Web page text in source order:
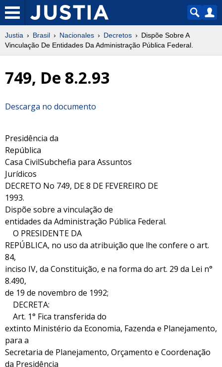
Justia Brasil Nacionales Decretos
Dispõe Sobre A
Vinculação De Entidades Da Administração Pública Federal.
749, De 8.2.93
Descarga no documento
Presidência da
República
Casa CivilSubchefia para Assuntos
Jurídicos
DECRETO No 749, DE 8 DE FEVEREIRO DE
1993.
Dispõe sobre a vinculação de
entidades da Administração Pública Federal.
O PRESIDENTE DA
REPÚBLICA, no uso da atribuição que lhe confere o art.
84,
inciso IV, da Constituição, e na forma do art. 29 da Lei n°
8.490,
de 19 de novembro de 1992;
DECRETA:
Art. 1° Fica transferida do
extinto Ministério da Economia, Fazenda e Planejamento,
para a
Secretaria de Planejamento, Orçamento e Coordenação
da Presidência